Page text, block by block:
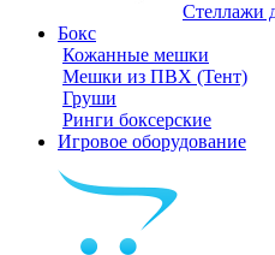
Стеллажи
Бокс
Кожанные мешки
Мешки из ПВХ (Тент)
Груши
Ринги боксерские
Игровое оборудование